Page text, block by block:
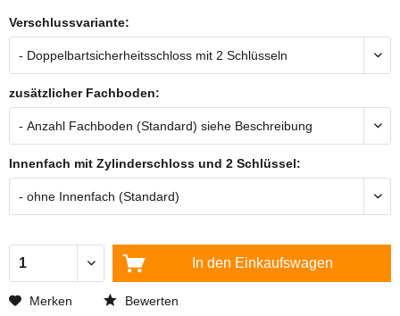
Verschlussvariante:
zusätzlicher Fachboden:
Innenfach mit Zylinderschloss und 2 Schlüssel:
In den Einkaufswagen
Merken Bewerten